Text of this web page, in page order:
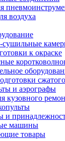
воздуха
сушильные
к окраске
и аэрографы
кузовного
и
машины
товары